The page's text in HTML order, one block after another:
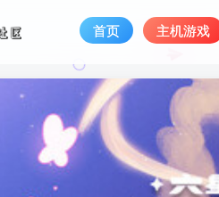
首页 主机游戏